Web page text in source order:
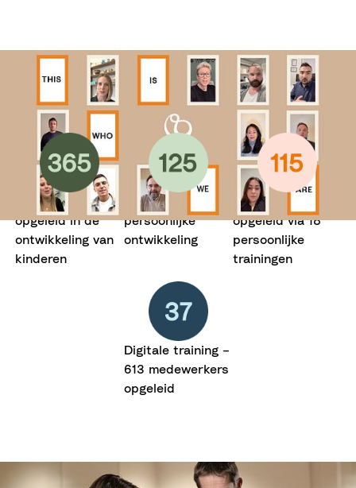
Zorg dragen voor onze mensen (~ 400 medewerkers)
Medewerkers
opgeleid in de
ontwikkeling van
kinderen
Cursussen voor
persoonlijke
ontwikkeling
Medewerkers
opgeleid via 18
persoonlijke
trainingen
Digitale training –
613 medewerkers
opgeleid